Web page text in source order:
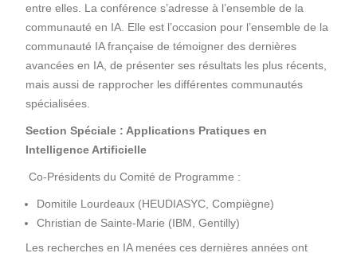
entre elles. La conférence s’adresse à l’ensemble de la
communauté en IA. Elle est l’occasion pour l’ensemble de la
communauté IA française de témoigner des dernières
avancées en IA, de présenter ses résultats les plus récents,
mais aussi de rapprocher les différentes communautés
spécialisées.
Section Spéciale : Applications Pratiques en
Intelligence Artificielle
Co-Présidents du Comité de Programme :
Domitile Lourdeaux (HEUDIASYC, Compiègne)
Christian de Sainte-Marie (IBM, Gentilly)
Les recherches en IA menées ces dernières années ont